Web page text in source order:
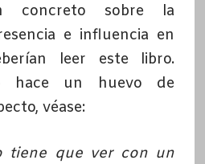
concreto sobre la
e influencia en
leer este libro.
hace un huevo de
véase:
tiene que ver con un